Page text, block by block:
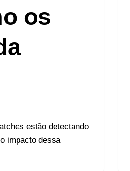
os
estão detectando
impacto dessa